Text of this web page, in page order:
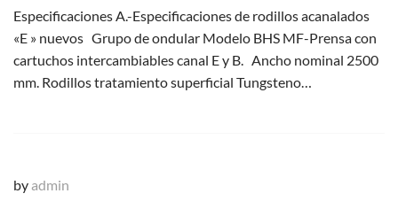
Especificaciones A.-Especificaciones de rodillos acanalados
«E » nuevos Grupo de ondular Modelo BHS MF-Prensa con
cartuchos intercambiables canal E y B. Ancho nominal 2500
mm. Rodillos tratamiento superficial Tungsteno…
by admin